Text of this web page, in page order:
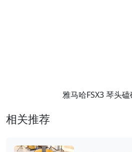
雅马哈FSX3 琴头
相关推荐